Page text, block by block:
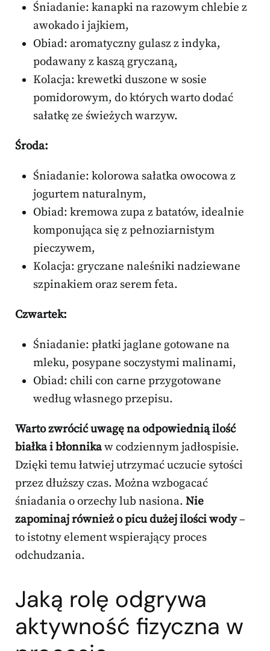
Śniadanie: kanapki na razowym chlebie z
awokado i jajkiem,
Obiad: aromatyczny gulasz z indyka,
podawany z kaszą gryczaną,
Kolacja: krewetki duszone w sosie
pomidorowym, do których warto dodać
sałatkę ze świeżych warzyw.
Środa:
Śniadanie: kolorowa sałatka owocowa z
jogurtem naturalnym,
Obiad: kremowa zupa z batatów, idealnie
komponująca się z pełnoziarnistym
pieczywem,
Kolacja: gryczane naleśniki nadziewane
szpinakiem oraz serem feta.
Czwartek:
Śniadanie: płatki jaglane gotowane na
mleku, posypane soczystymi malinami,
Obiad: chili con carne przygotowane
według własnego przepisu.
Warto zwrócić uwagę na odpowiednią ilość
białka i błonnikaw codziennym jadłospisie.
Dzięki temu łatwiej utrzymać uczucie sytości
przez dłuższy czas. Można wzbogacać
śniadania o orzechy lub nasiona. Nie
zapominaj również o picu dużej ilości wody–
to istotny element wspierający proces
odchudzania.
Jaką rolę odgrywa
aktywność fizyczna w